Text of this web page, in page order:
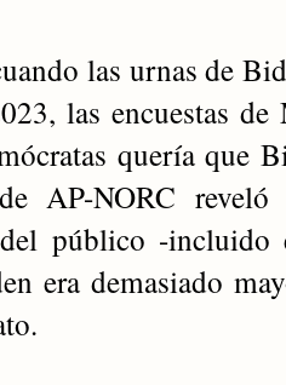
las urnas de
las encuestas
quería que
AP-NORC reveló
público -
era demasiado